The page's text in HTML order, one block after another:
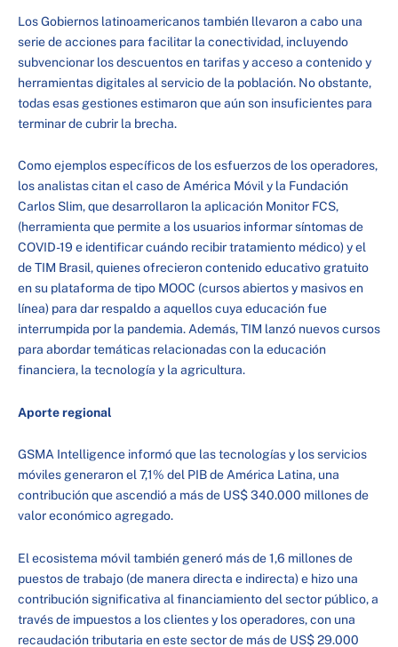
Los Gobiernos latinoamericanos también llevaron a cabo una
serie de acciones para facilitar la conectividad, incluyendo
subvencionar los descuentos en tarifas y acceso a contenido y
herramientas digitales al servicio de la población. No obstante,
todas esas gestiones estimaron que aún son insuficientes para
terminar de cubrir la brecha.
Como ejemplos específicos de los esfuerzos de los operadores,
los analistas citan el caso de América Móvil y la Fundación
Carlos Slim, que desarrollaron la aplicación Monitor FCS,
(herramienta que permite a los usuarios informar síntomas de
COVID-19 e identificar cuándo recibir tratamiento médico) y el
de TIM Brasil, quienes ofrecieron contenido educativo gratuito
en su plataforma de tipo MOOC (cursos abiertos y masivos en
línea) para dar respaldo a aquellos cuya educación fue
interrumpida por la pandemia. Además, TIM lanzó nuevos cursos
para abordar temáticas relacionadas con la educación
financiera, la tecnología y la agricultura.
Aporte regional
GSMA Intelligence informó que las tecnologías y los servicios
móviles generaron el 7,1% del PIB de América Latina, una
contribución que ascendió a más de US$ 340.000 millones de
valor económico agregado.
El ecosistema móvil también generó más de 1,6 millones de
puestos de trabajo (de manera directa e indirecta) e hizo una
contribución significativa al financiamiento del sector público, a
través de impuestos a los clientes y los operadores, con una
recaudación tributaria en este sector de más de US$ 29.000